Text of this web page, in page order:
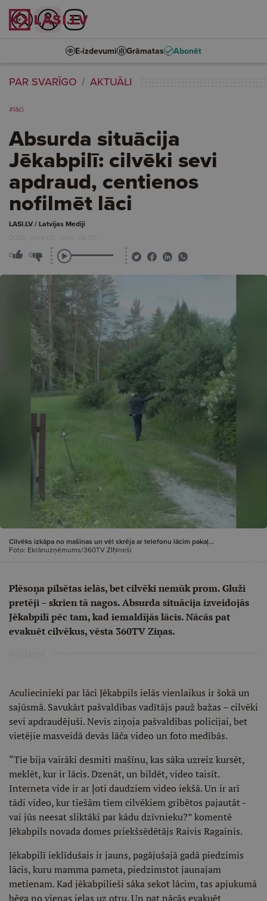
E-izdevumi Grāmatas Abonēt
PAR SVARĪGO AKTUĀLI
#lāči
Absurda situācija
Jēkabpilī: cilvēki sevi
apdraud, centienos
nofilmēt lāci
LASI.LV / Latvijas Mediji
2026. gada 03. jūnijs, 08:30
0 0
Cilvēks izkāpa no mašīnas un vēl skrēja ar telefonu lācim pakaļ...
Foto: Ekrānuzņēmums/360TV ZIŅneši
Plēsoņa pilsētas ielās, bet cilvēki nemūk prom. Gluži
pretēji – skrien tā nagos. Absurda situācija izveidojās
Jēkabpilī pēc tam, kad iemaldījās lācis. Nācās pat
evakuēt cilvēkus, vēsta 360TV Ziņas.
Aculiecinieki par lāci Jēkabpils ielās vienlaikus ir šokā un
sajūsmā. Savukārt pašvaldības vadītājs pauž bažas – cilvēki
sevi apdraudējuši. Nevis ziņoja pašvaldības policijai, bet
vietējie masveidā devās lāča video un foto medībās.
“Tie bija vairāki desmiti mašīnu, kas sāka uzreiz kursēt,
meklēt, kur ir lācis. Dzenāt, un bildēt, video taisīt.
Interneta vide ir ar ļoti daudziem video iekšā. Un ir arī
tādi video, kur tiešām tiem cilvēkiem gribētos pajautāt -
vai jūs neesat sliktāki par kādu dzīvnieku?” komentē
Jēkabpils novada domes priekšsēdētājs Raivis Ragainis.
Jēkabpilī ieklīdušais ir jauns, pagājušajā gadā piedzimis
lācis, kuru mamma pameta, piedzimstot jaunajam
metienam. Kad jēkabpilieši sāka sekot lācim, tas apjukumā
bēga no vienas ielas uz otru. Un pat nācās evakuēt